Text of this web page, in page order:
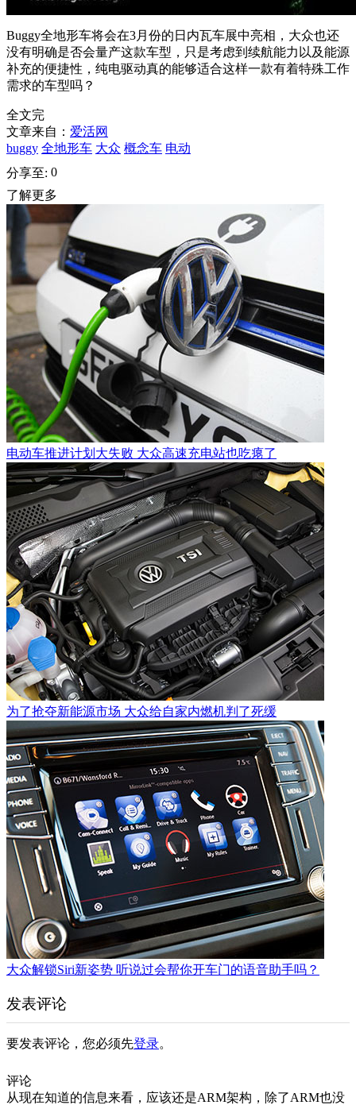
Buggy全地形车将会在3月份的日内瓦车展中亮相，大众也还
没有明确是否会量产这款车型，只是考虑到续航能力以及能源
补充的便捷性，纯电驱动真的能够适合这样一款有着特殊工作
需求的车型吗？
全文完
文章来自： 爱活网
buggy 全地形车 大众 概念车 电动
分享至: 0
了解更多
电动车推进计划大失败 大众高速充电站也吃瘪了
为了抢夺新能源市场 大众给自家内燃机判了死缓
大众解锁Siri新姿势 听说过会帮你开车门的语音助手吗？
发表评论
要发表评论，您必须先登录。
评论
从现在知道的信息来看，应该还是ARM架构，除了ARM也没